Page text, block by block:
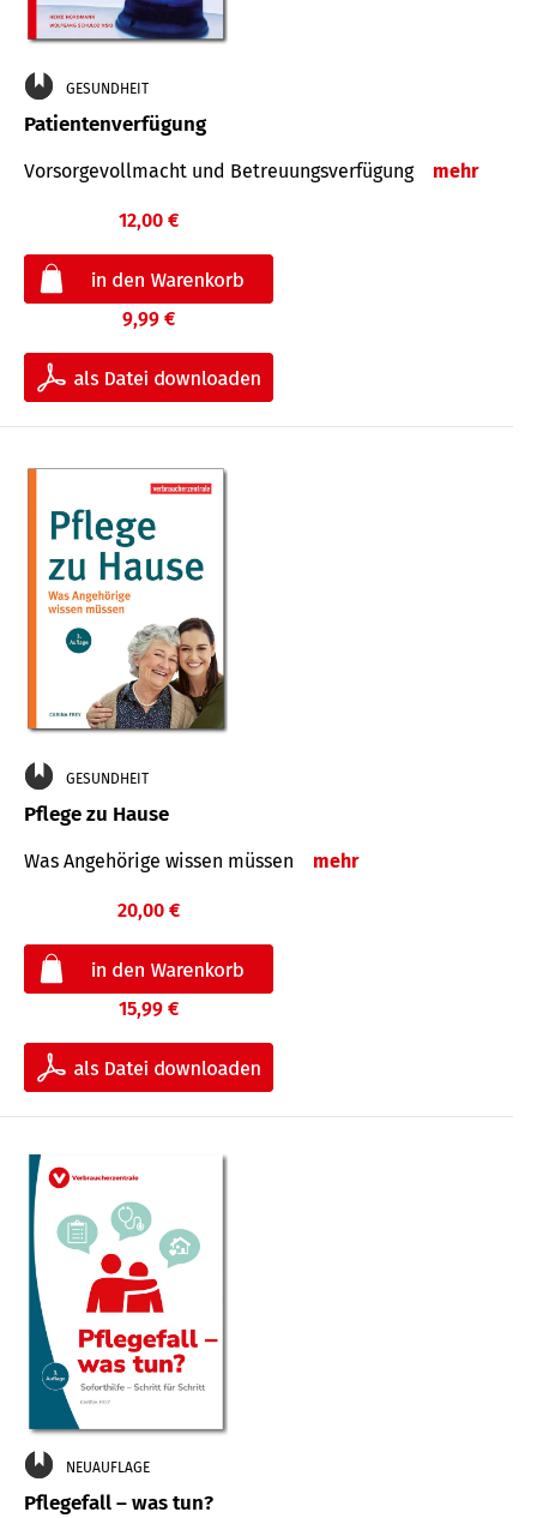
GESUNDHEIT
Patientenverfügung
Vorsorgevollmacht und Betreuungsverfügung mehr
12,00 €
9,99 €
GESUNDHEIT
Pflege zu Hause
Was Angehörige wissen müssen mehr
20,00 €
15,99 €
NEUAUFLAGE
Pflegefall – was tun?